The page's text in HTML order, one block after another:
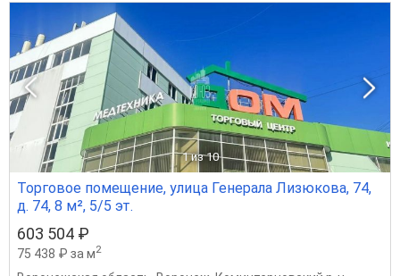
1 из 10
Торговое помещение, улица Генерала Лизюкова, 74,
д. 74, 8 м², 5/5 эт.
603 504 ₽
75 438 ₽ за м2